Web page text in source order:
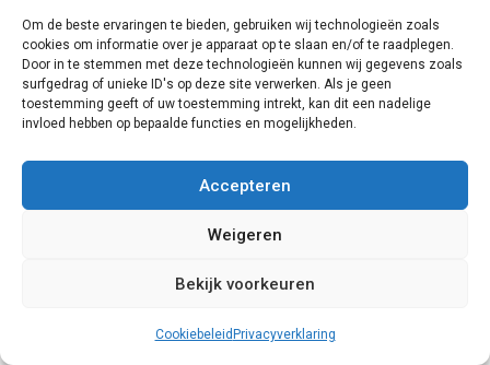
Om de beste ervaringen te bieden, gebruiken wij technologieën zoals
cookies om informatie over je apparaat op te slaan en/of te raadplegen.
Door in te stemmen met deze technologieën kunnen wij gegevens zoals
surfgedrag of unieke ID's op deze site verwerken. Als je geen
toestemming geeft of uw toestemming intrekt, kan dit een nadelige
invloed hebben op bepaalde functies en mogelijkheden.
Accepteren
Weigeren
Bekijk voorkeuren
Cookiebeleid Privacyverklaring
bovendien de keus uit vele designs.
jaren ook naar Nederland is uitgebreid, is